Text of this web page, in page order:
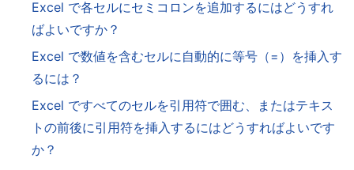
Excel で各セルにセミコロンを追加するにはどうすれ
ばよいですか？
Excel で数値を含むセルに自動的に等号（=）を挿入す
るには？
Excel ですべてのセルを引用符で囲む、またはテキス
トの前後に引用符を挿入するにはどうすればよいです
か？